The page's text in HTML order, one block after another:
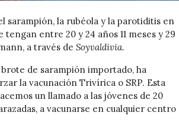
sarampión, la rubéola y la parotiditis en
entre 20 y 24 años 11 meses y 29
a través de Soyvaldivia.
de sarampión importado, ha
la vacunación Trivírica o SRP. Esta
un llamado a las jóvenes de 20
a vacunarse en cualquier centro